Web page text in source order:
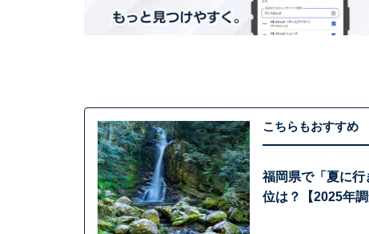
こちらもおすすめ
福岡県で「夏に
位は？【2025年調